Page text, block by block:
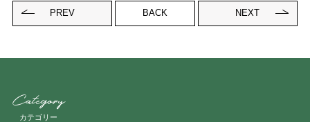
PREV BACK NEXT
Category
カテゴリー